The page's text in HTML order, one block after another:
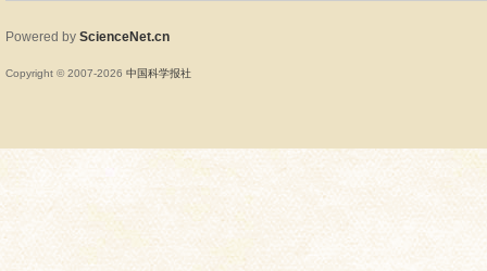
Powered by ScienceNet.cn
Copyright © 2007-2026 中国科学报社